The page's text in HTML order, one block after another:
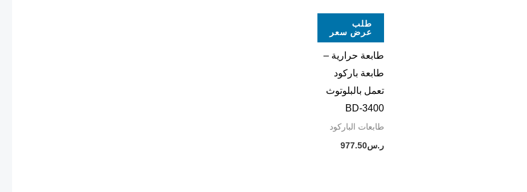
طلب
عرض سعر
طابعة حرارية –
طابعة باركود
تعمل بالبلوتوث
BD-3400
طابعات الباركود
ر.س977.50